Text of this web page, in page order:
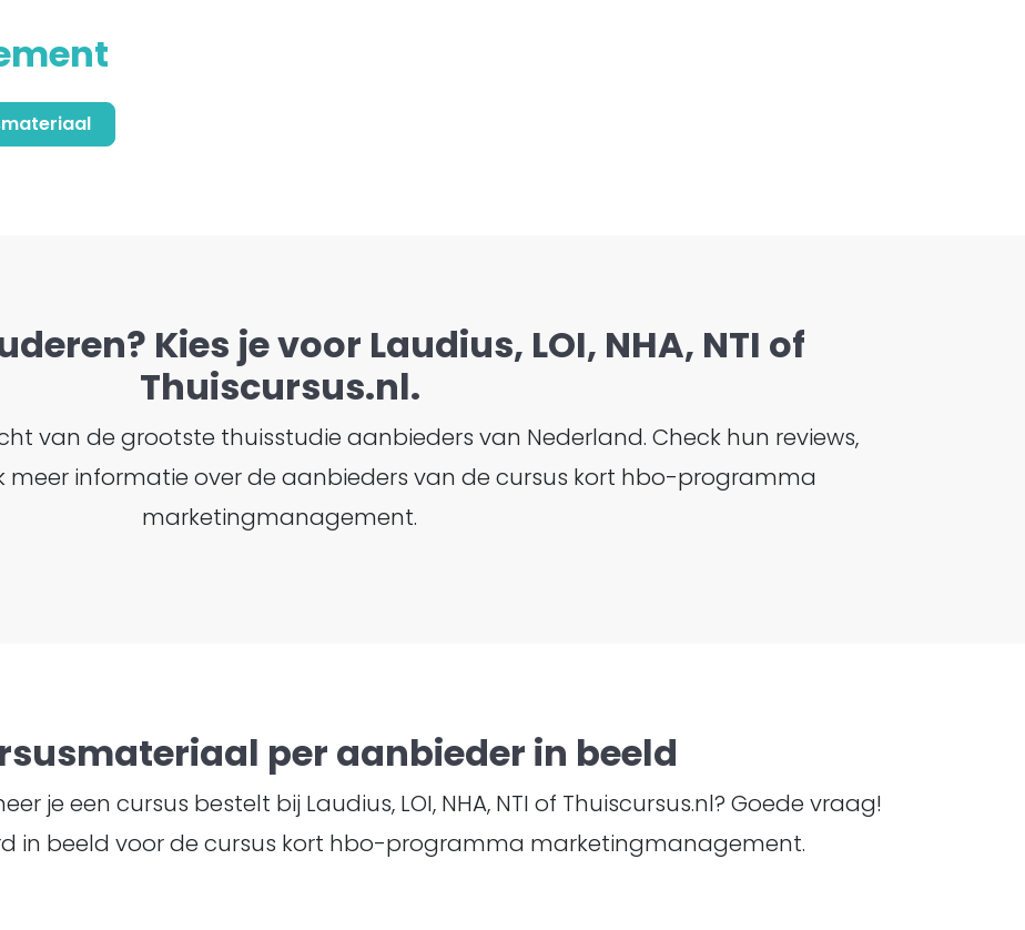
Kies je voor Laudius, LOI, NHA, NTI of
Thuiscursus.nl.
van de grootste thuisstudie aanbieders van Nederland. Check hun reviews,
meer informatie over de aanbieders van de cursus kort hbo-programma
marketingmanagement.
per aanbieder in beeld
je een cursus bestelt bij Laudius, LOI, NHA, NTI of Thuiscursus.nl? Goede vraag!
in beeld voor de cursus kort hbo-programma marketingmanagement.